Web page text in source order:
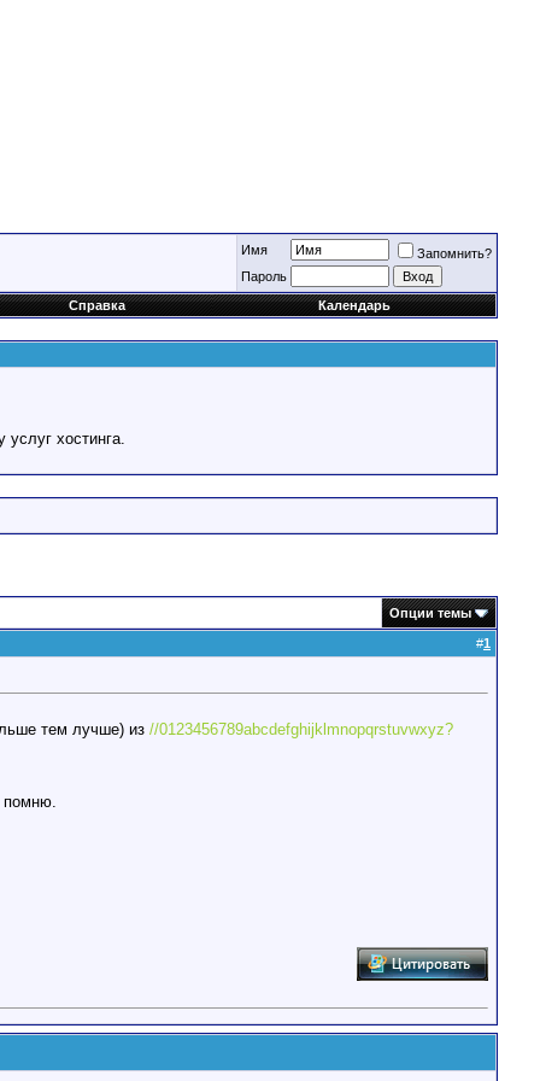
Имя
Запомнить?
Пароль
Справка
Календарь
хостинга.
Опции темы
#1
тем лучше) из //0123456789abcdefghijklmnopqrstuvwxyz?
помню.